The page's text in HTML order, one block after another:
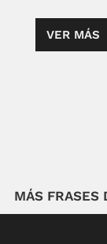
VER MÁS
MÁS FRASES